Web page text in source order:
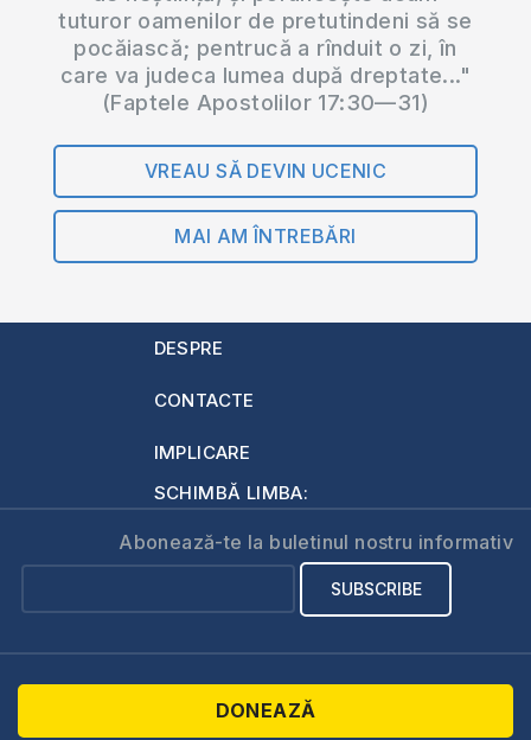
tuturor oamenilor de pretutindeni să se
pocăiască; pentrucă a rînduit o zi, în
care va judeca lumea după dreptate..."
(Faptele Apostolilor 17:30—31)
VREAU SĂ DEVIN UCENIC
MAI AM ÎNTREBĂRI
DESPRE
CONTACTE
IMPLICARE
SCHIMBĂ LIMBA:
Abonează-te la buletinul nostru informativ
DONEAZĂ